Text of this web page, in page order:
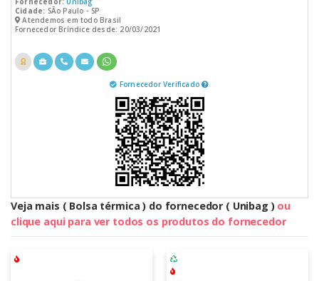
Cidade: SÃo Paulo - SP
Atendemos em todo Brasil
Fornecedor Bríndice desde: 20/03/2021
Fornecedor Verificado
Veja mais ( Bolsa térmica ) do fornecedor ( Unibag ) ou
clique aqui para ver todos os produtos do fornecedor